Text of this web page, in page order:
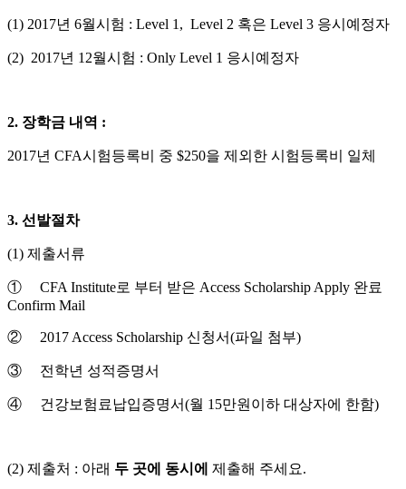
(1) 2017년 6월시험 : Level 1, Level 2 혹은 Level 3 응시예정자
(2) 2017년 12월시험 : Only Level 1 응시예정자
2. 장학금 내역 :
2017년 CFA시험등록비 중 $250을 제외한 시험등록비 일체
3. 선발절차
(1) 제출서류
① CFA Institute로 부터 받은 Access Scholarship Apply 완료
Confirm Mail
② 2017 Access Scholarship 신청서(파일 첨부)
③ 전학년 성적증명서
④ 건강보험료납입증명서(월 15만원이하 대상자에 한함)
(2) 제출처 : 아래 두 곳에 동시에 제출해 주세요.